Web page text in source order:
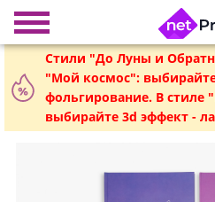
Стили "До Луны и
"Мой космос":
фольгирование. В
выбирайте 3d эффект -